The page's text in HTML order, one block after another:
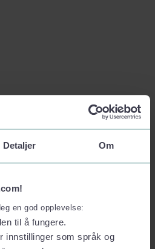
Detaljer Om
en god opplevelse:
til å fungere.
innstillinger som språk og